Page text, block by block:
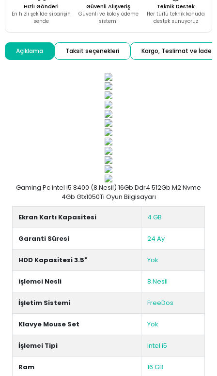
Hızlı Gönderi
En hızlı şekilde siparişin
sende
Güvenli Alışveriş
Güvenli ve kolay ödeme
sistemi
Teknik Destek
Her türlü teknik konuda
destek sunuyoruz
Açıklama Taksit seçenekleri Kargo, Teslimat ve İade
Gaming Pc intel i5 8400 (8.Nesil) 16Gb Ddr4 512Gb M2 Nvme
4Gb Gtx1050Ti Oyun Bilgisayarı
Ekran Kartı Kapasitesi 4 GB
Garanti Süresi 24 Ay
HDD Kapasitesi 3.5" Yok
işlemci Nesli 8.Nesil
İşletim Sistemi FreeDos
Klavye Mouse Set Yok
İşlemci Tipi intel i5
Ram 16 GB